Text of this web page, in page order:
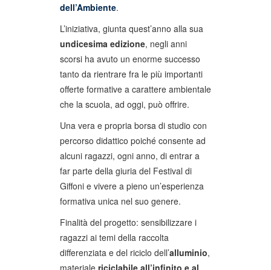
dell’Ambiente.
L’iniziativa, giunta quest’anno alla sua
undicesima edizione, negli anni
scorsi ha avuto un enorme successo
tanto da rientrare fra le più importanti
offerte formative a carattere ambientale
che la scuola, ad oggi, può offrire.
Una vera e propria borsa di studio con
percorso didattico poiché consente ad
alcuni ragazzi, ogni anno, di entrar a
far parte della giuria del Festival di
Giffoni e vivere a pieno un’esperienza
formativa unica nel suo genere.
Finalità del progetto: sensibilizzare i
ragazzi ai temi della raccolta
differenziata e del riciclo dell’alluminio,